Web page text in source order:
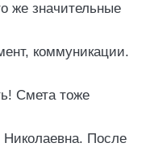
же значительные
коммуникации.
Смета тоже
Николаевна. После